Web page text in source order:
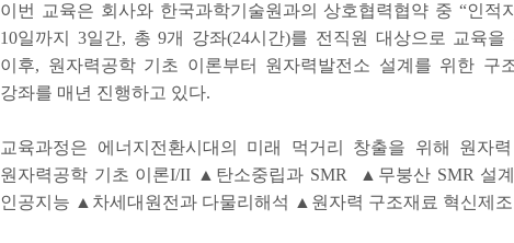
이번 교육은 회사와 한국과학기술원과의 상호협력협약 중 “인
10일까지 3일간, 총 9개 강좌(24시간)를 전직원 대상으로 교육
이후, 원자력공학 기초 이론부터 원자력발전소 설계를 위한
강좌를 매년 진행하고 있다.
교육과정은 에너지전환시대의 미래 먹거리 창출을 위해 원자
원자력공학 기초 이론I/II ▲탄소중립과 SMR ▲무붕산 SMR 설
인공지능 ▲차세대원전과 다물리해석 ▲원자력 구조재료 혁신제